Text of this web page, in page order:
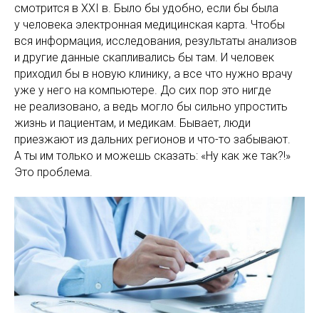
смотрится в XXI в. Было бы удобно, если бы была
у человека электронная медицинская карта. Чтобы
вся информация, исследования, результаты анализов
и другие данные скапливались бы там. И человек
приходил бы в новую клинику, а все что нужно врачу
уже у него на компьютере. До сих пор это нигде
не реализовано, а ведь могло бы сильно упростить
жизнь и пациентам, и медикам. Бывает, люди
приезжают из дальних регионов и что-то забывают.
А ты им только и можешь сказать: «Ну как же так?!»
Это проблема.